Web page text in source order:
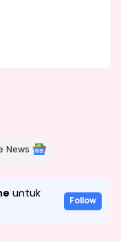
News
untuk
Follow